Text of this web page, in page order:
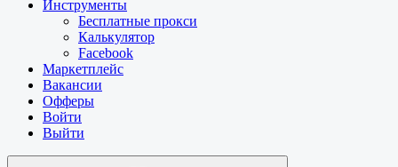
Инструменты
Бесплатные прокси
Калькулятор
Facebook
Маркетплейс
Вакансии
Офферы
Войти
Выйти